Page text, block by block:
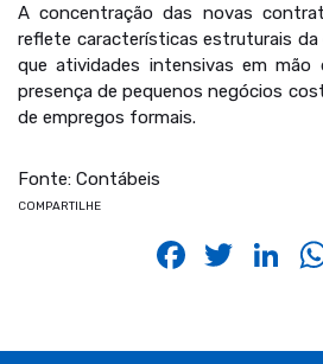
A concentração das novas
reflete características estruturais da
que atividades intensivas em mão
presença de pequenos negócios
de empregos formais.
Fonte: Contábeis
COMPARTILHE